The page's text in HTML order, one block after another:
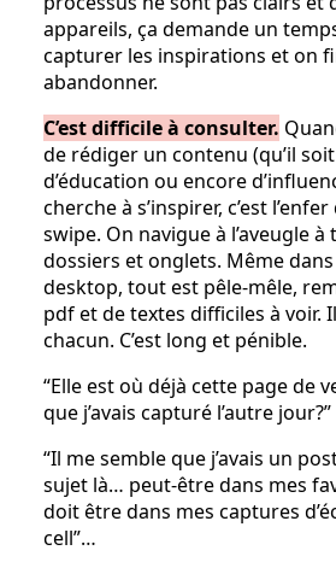
appareils, ça demande un
capturer les inspirations et on
abandonner.
C’est difficile à consulter.
de rédiger un contenu (qu’il
d’éducation ou encore
cherche à s’inspirer, c’est
swipe. On navigue à l’aveugle à
dossiers et onglets. Même
desktop, tout est pêle-mêle,
pdf et de textes difficiles à voir.
chacun. C’est long et pénible.
“Elle est où déjà cette page de
que j’avais capturé l’autre jour?”
“Il me semble que j’avais un
sujet là… peut-être dans mes
doit être dans mes captures
cell”…